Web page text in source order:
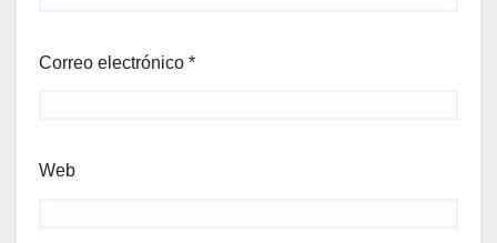
Correo electrónico *
Web